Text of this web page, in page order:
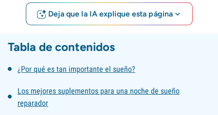
Deja que la IA explique esta página
Tabla de contenidos
¿Por qué es tan importante el sueño?
Los mejores suplementos para una noche de sueño
reparador